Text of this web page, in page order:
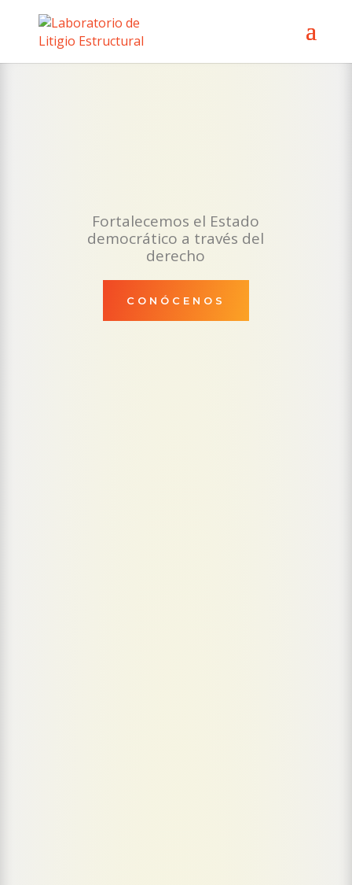
Fortalecemos el Estado
democrático a través del
derecho
CONÓCENOS